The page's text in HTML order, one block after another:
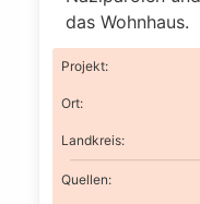
das Wohnhaus.
Projekt:
Ort:
Landkreis:
Quellen: